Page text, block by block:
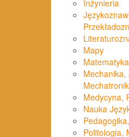
Inżynieria
Mapy
Mechanika,
Medycyna,
Nauka
Politologia,